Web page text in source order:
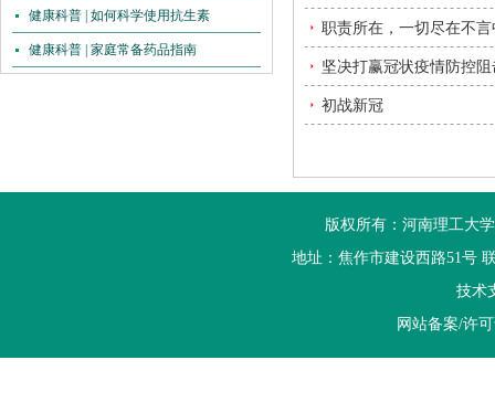
健康科普 | 如何科学使用抗生素
健康科普 | 家庭常备药品指南
职责所在，一切尽在不言
坚决打赢冠状疫情防控阻
初战新冠
版权所有：河南理工大
地址：焦作市建设西路51号
技术
网站备案/许